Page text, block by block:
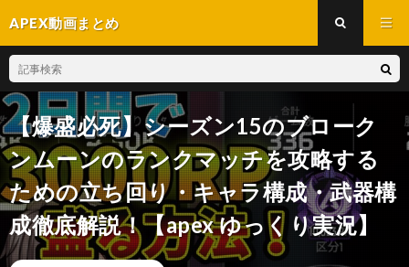
APEX動画まとめ
【爆盛必死】シーズン15のブローク
ンムーンのランクマッチを攻略する
ための立ち回り・キャラ構成・武器構
成徹底解説！【apex ゆっくり実況】